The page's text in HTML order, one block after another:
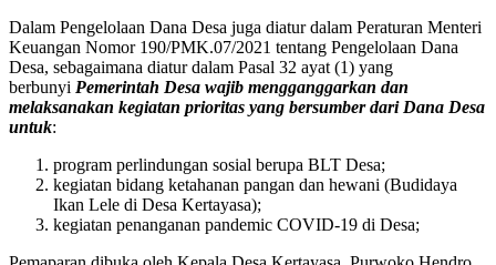
Dalam Pengelolaan Dana Desa juga diatur dalam Peraturan Menteri
Keuangan Nomor 190/PMK.07/2021 tentang Pengelolaan Dana
Desa, sebagaimana diatur dalam Pasal 32 ayat (1) yang
berbunyi Pemerintah Desa wajib mengganggarkan dan
melaksanakan kegiatan prioritas yang bersumber dari Dana Desa
untuk:
program perlindungan sosial berupa BLT Desa;
kegiatan bidang ketahanan pangan dan hewani (Budidaya
Ikan Lele di Desa Kertayasa);
kegiatan penanganan pandemic COVID-19 di Desa;